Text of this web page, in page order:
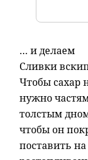
… и делаем
Сливки
Чтобы сахар
нужно
толстым
чтобы он
поставить